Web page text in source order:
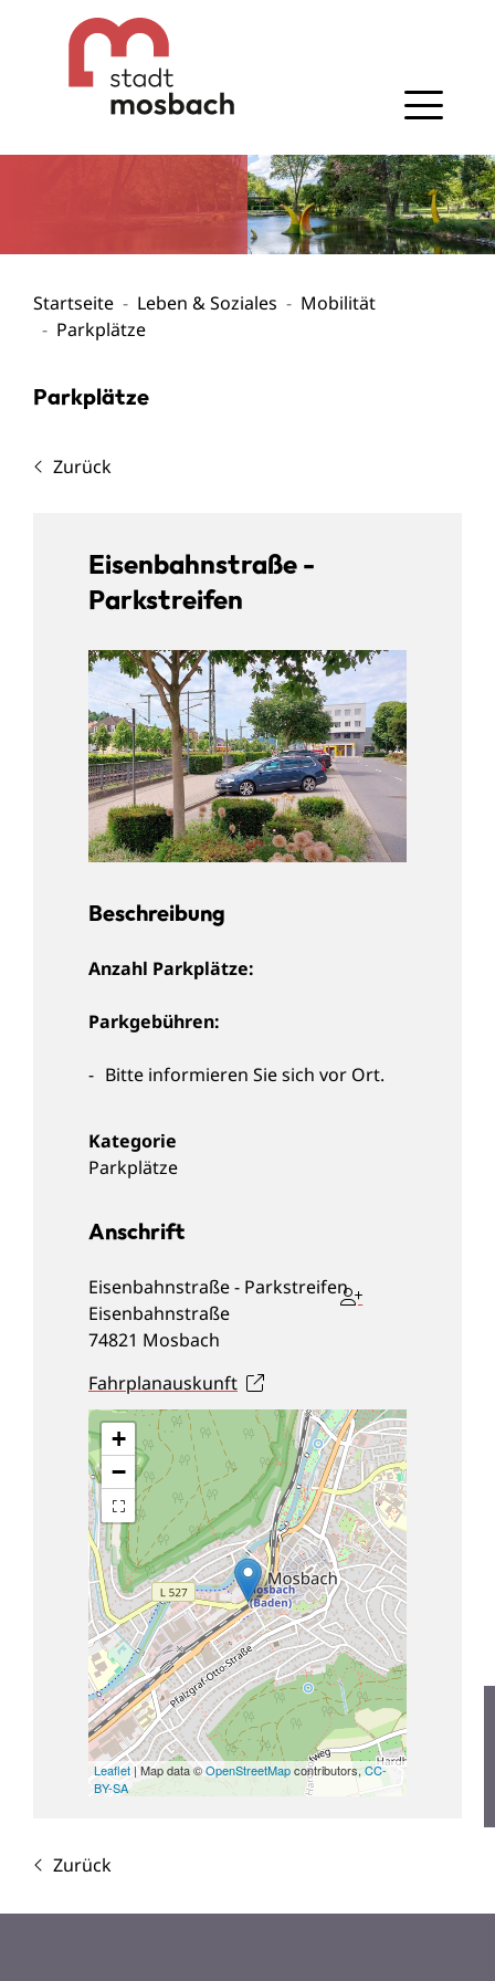
Gehe zum Navigationsbereich
Gehe zum Inhalt
Startseite Leben & Soziales
Mobilität
Parkplätze
Parkplätze
Zurück
Eisenbahnstraße -
Parkstreifen
Beschreibung
Anzahl Parkplätze:
Parkgebühren:
Bitte informieren Sie sich vor Ort.
Parkplätze
Anschrift
Eisenbahnstraße - Parkstreifen
Eisenbahnstraße
74821 Mosbach
Fahrplanauskunft
+
−
Leaflet | Map data ©OpenStreetMapcontributors, CC-
BY-SA
Zurück